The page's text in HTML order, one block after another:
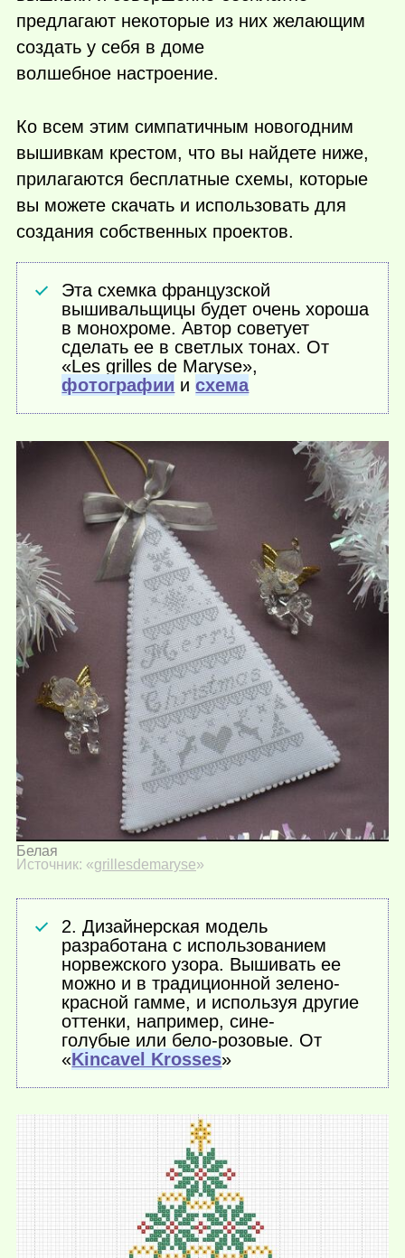
предлагают некоторые из них желающим
создать у себя в доме
волшебное настроение.
Ко всем этим симпатичным новогодним
вышивкам крестом, что вы найдете ниже,
прилагаются бесплатные схемы, которые
вы можете скачать и использовать для
создания собственных проектов.
Эта схемка французской
вышивальщицы будет очень хороша
в монохроме. Автор советует
сделать ее в светлых тонах. От
«Les grilles de Maryse»,
фотографии исхема
Белая
Источник: «grillesdemaryse»
2. Дизайнерская модель
разработана с использованием
норвежского узора. Вышивать ее
можно и в традиционной зелено-
красной гамме, и используя другие
оттенки, например, сине-
голубые или бело-розовые. От
«Kincavel Krosses»